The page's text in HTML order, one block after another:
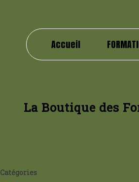
La Boutique des
Accueil
Catégories